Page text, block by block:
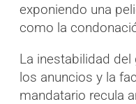
exponiendo una
como la
La inestabilidad
los anuncios y la
mandatario recula